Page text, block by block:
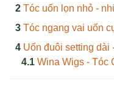
Tóc uốn lọn nhỏ -
Tóc ngang vai uốn
Uốn đuôi setting dài
Wina Wigs - Tóc